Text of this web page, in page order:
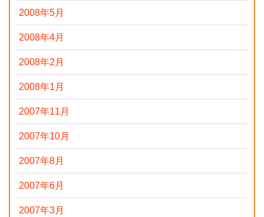
2008年5月
2008年4月
2008年2月
2008年1月
2007年11月
2007年10月
2007年8月
2007年6月
2007年3月